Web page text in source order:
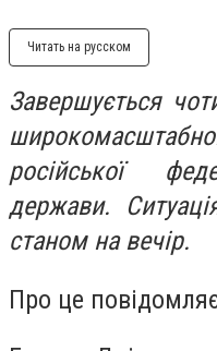
Читать на русском
Завершується
російської
держави.
станом на вечір.
Про це